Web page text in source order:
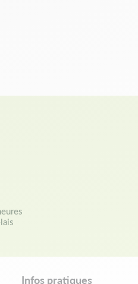
Infos pratiques